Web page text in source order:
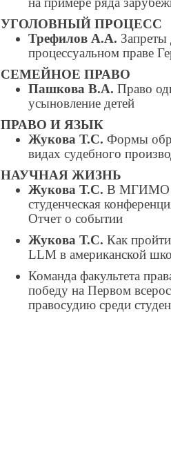
УГОЛОВНЫЙ ПРОЦЕСС
Трефилов А.А. Запреты
процессуальном праве
СЕМЕЙНОЕ ПРАВО
Пашкова В.А. Право
усыновление детей
ПРАВО И ЯЗЫК
Жукова Т.С. Формы
видах судебного
НАУЧНАЯ ЖИЗНЬ
Жукова Т.С. В МГИМО
студенческая
Отчет о событии
Жукова Т.С. Как
LLM в американской
Команда факультета
победу на Первом
правосудию среди